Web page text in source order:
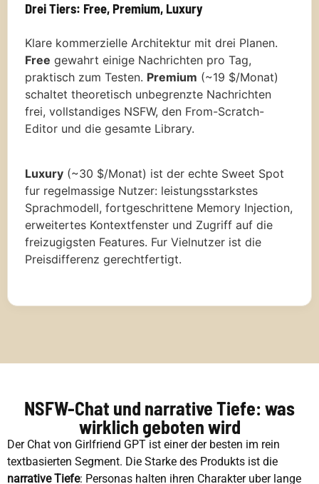
Drei Tiers: Free, Premium, Luxury
Klare kommerzielle Architektur mit drei Planen.
Free gewahrt einige Nachrichten pro Tag,
praktisch zum Testen. Premium (~19 $/Monat)
schaltet theoretisch unbegrenzte Nachrichten
frei, vollstandiges NSFW, den From-Scratch-
Editor und die gesamte Library.
Luxury (~30 $/Monat) ist der echte Sweet Spot
fur regelmassige Nutzer: leistungsstarkstes
Sprachmodell, fortgeschrittene Memory Injection,
erweitertes Kontextfenster und Zugriff auf die
freizugigsten Features. Fur Vielnutzer ist die
Preisdifferenz gerechtfertigt.
NSFW-Chat und narrative Tiefe: was
wirklich geboten wird
Der Chat von Girlfriend GPT ist einer der besten im rein
textbasierten Segment. Die Starke des Produkts ist die
narrative Tiefe: Personas halten ihren Charakter uber lange